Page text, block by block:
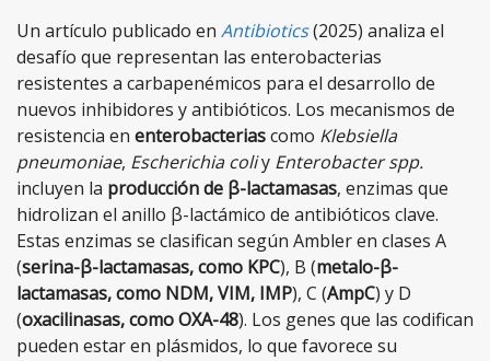
Un artículo publicado en Antibiotics(2025) analiza el
desafío que representan las enterobacterias
resistentes a carbapenémicos para el desarrollo de
nuevos inhibidores y antibióticos. Los mecanismos de
resistencia en enterobacteriascomo Klebsiella
pneumoniae, Escherichia coliy Enterobacter spp.
incluyen la producción de β-lactamasas, enzimas que
hidrolizan el anillo β-lactámico de antibióticos clave.
Estas enzimas se clasifican según Ambler en clases A
(serina-β-lactamasas, como KPC), B (metalo-β-
lactamasas, como NDM, VIM, IMP), C (AmpC) y D
(oxacilinasas, como OXA-48). Los genes que las codifican
pueden estar en plásmidos, lo que favorece su